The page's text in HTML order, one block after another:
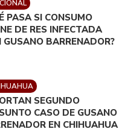
PASA SI CONSUMO
DE RES INFECTADA
GUSANO BARRENADOR?
SEGUNDO
CASO DE GUSANO
EN CHIHUAHUA